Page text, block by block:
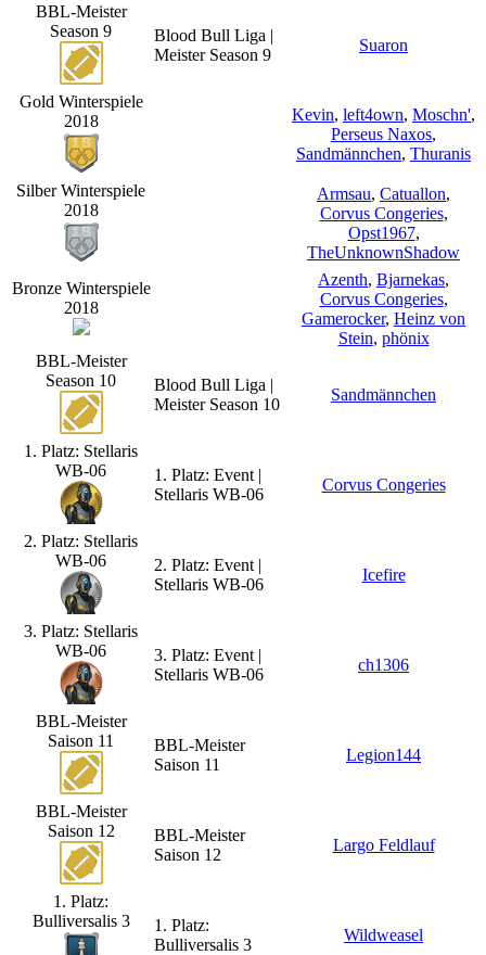
BBL-Meister
Season 9
Blood Bull Liga |
Meister Season 9
Suaron
Gold Winterspiele
2018
Kevin, left4own, Moschn',
Perseus Naxos,
Sandmännchen, Thuranis
Silber Winterspiele
2018
Armsau, Catuallon,
Corvus Congeries,
Opst1967,
TheUnknownShadow
Bronze Winterspiele
2018
Azenth, Bjarnekas,
Corvus Congeries,
Gamerocker, Heinz von
Stein, phönix
BBL-Meister
Season 10
Blood Bull Liga |
Meister Season 10
Sandmännchen
1. Platz: Stellaris
WB-06
1. Platz: Event |
Stellaris WB-06
Corvus Congeries
2. Platz: Stellaris
WB-06
2. Platz: Event |
Stellaris WB-06
Icefire
3. Platz: Stellaris
WB-06
3. Platz: Event |
Stellaris WB-06
ch1306
BBL-Meister
Saison 11
BBL-Meister
Saison 11
Legion144
BBL-Meister
Saison 12
BBL-Meister
Saison 12
Largo Feldlauf
1. Platz:
Bulliversalis 3
1. Platz:
Bulliversalis 3
Wildweasel